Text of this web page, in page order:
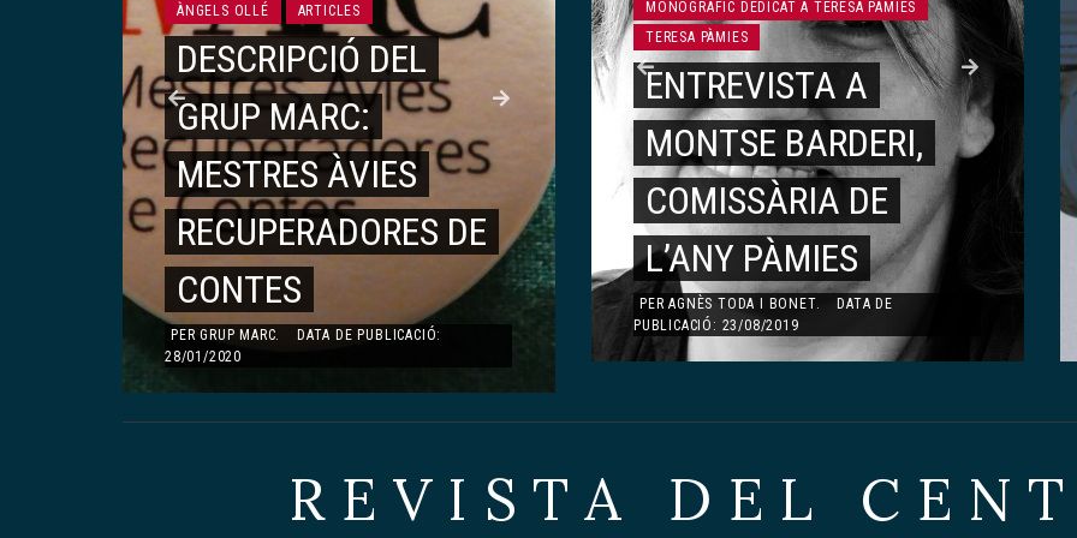
ÀNGELS OLLÉ
ARTICLES
DESCRIPCIÓ DEL
GRUP MARC:
MESTRES ÀVIES
RECUPERADORES DE
CONTES
PERGRUP MARC.
DATA DE PUBLICACIÓ:
28/01/2020
MONOGRÀFIC DEDICAT A ÀNGELS OLLÉ
ÀNGELS OLLÉ
ARTICLES
RECORDS,
VIVÈNCIES…
DOLORS ESQUERDA AYMAMÍ.
DATA DE
PUBLICACIÓ: 13/01/2020
MONOGRÀFIC DEDICAT A TERESA PÀMIES
TERESA PÀMIES
LA PRESÈNCIA DE
TERESA PÀMIES AL II
CONGRÉS MUNDIAL
DE LA JOVENTUT
PERGUILLEM MARTÍNEZ MOLINOS.
PUBLICACIÓ: 23/08/2019
MONOGRÀFIC DEDICAT A TERESA PÀMIES
TERESA PÀMIES
ENTREVISTA A
MONTSE BARDERI,
COMISSÀRIA DE
L’ANY PÀMIES
PERAGNÈS TODA I BONET.
DATA DE
PUBLICACIÓ: 23/08/2019
LITERATURA
ARTÍSTICA
JAPONESA DEL
CENTRE DE LECTURA
DE REUS.
PEREDITOR. DATA DE PUBLICACIÓ: 25/03/2017
REVISTA DEL